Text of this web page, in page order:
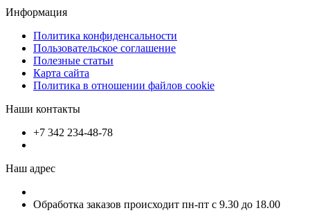
Информация
Политика конфиденсальности
Пользовательское соглашение
Полезные статьи
Карта сайта
Политика в отношении файлов cookie
Наши контакты
+7 342 234-48-78
Наш адрес
Обработка заказов происходит пн-пт с 9.30 до 18.00